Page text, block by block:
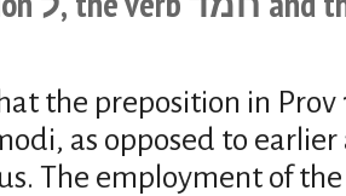
the preposition in Prov
as opposed to
The employment of